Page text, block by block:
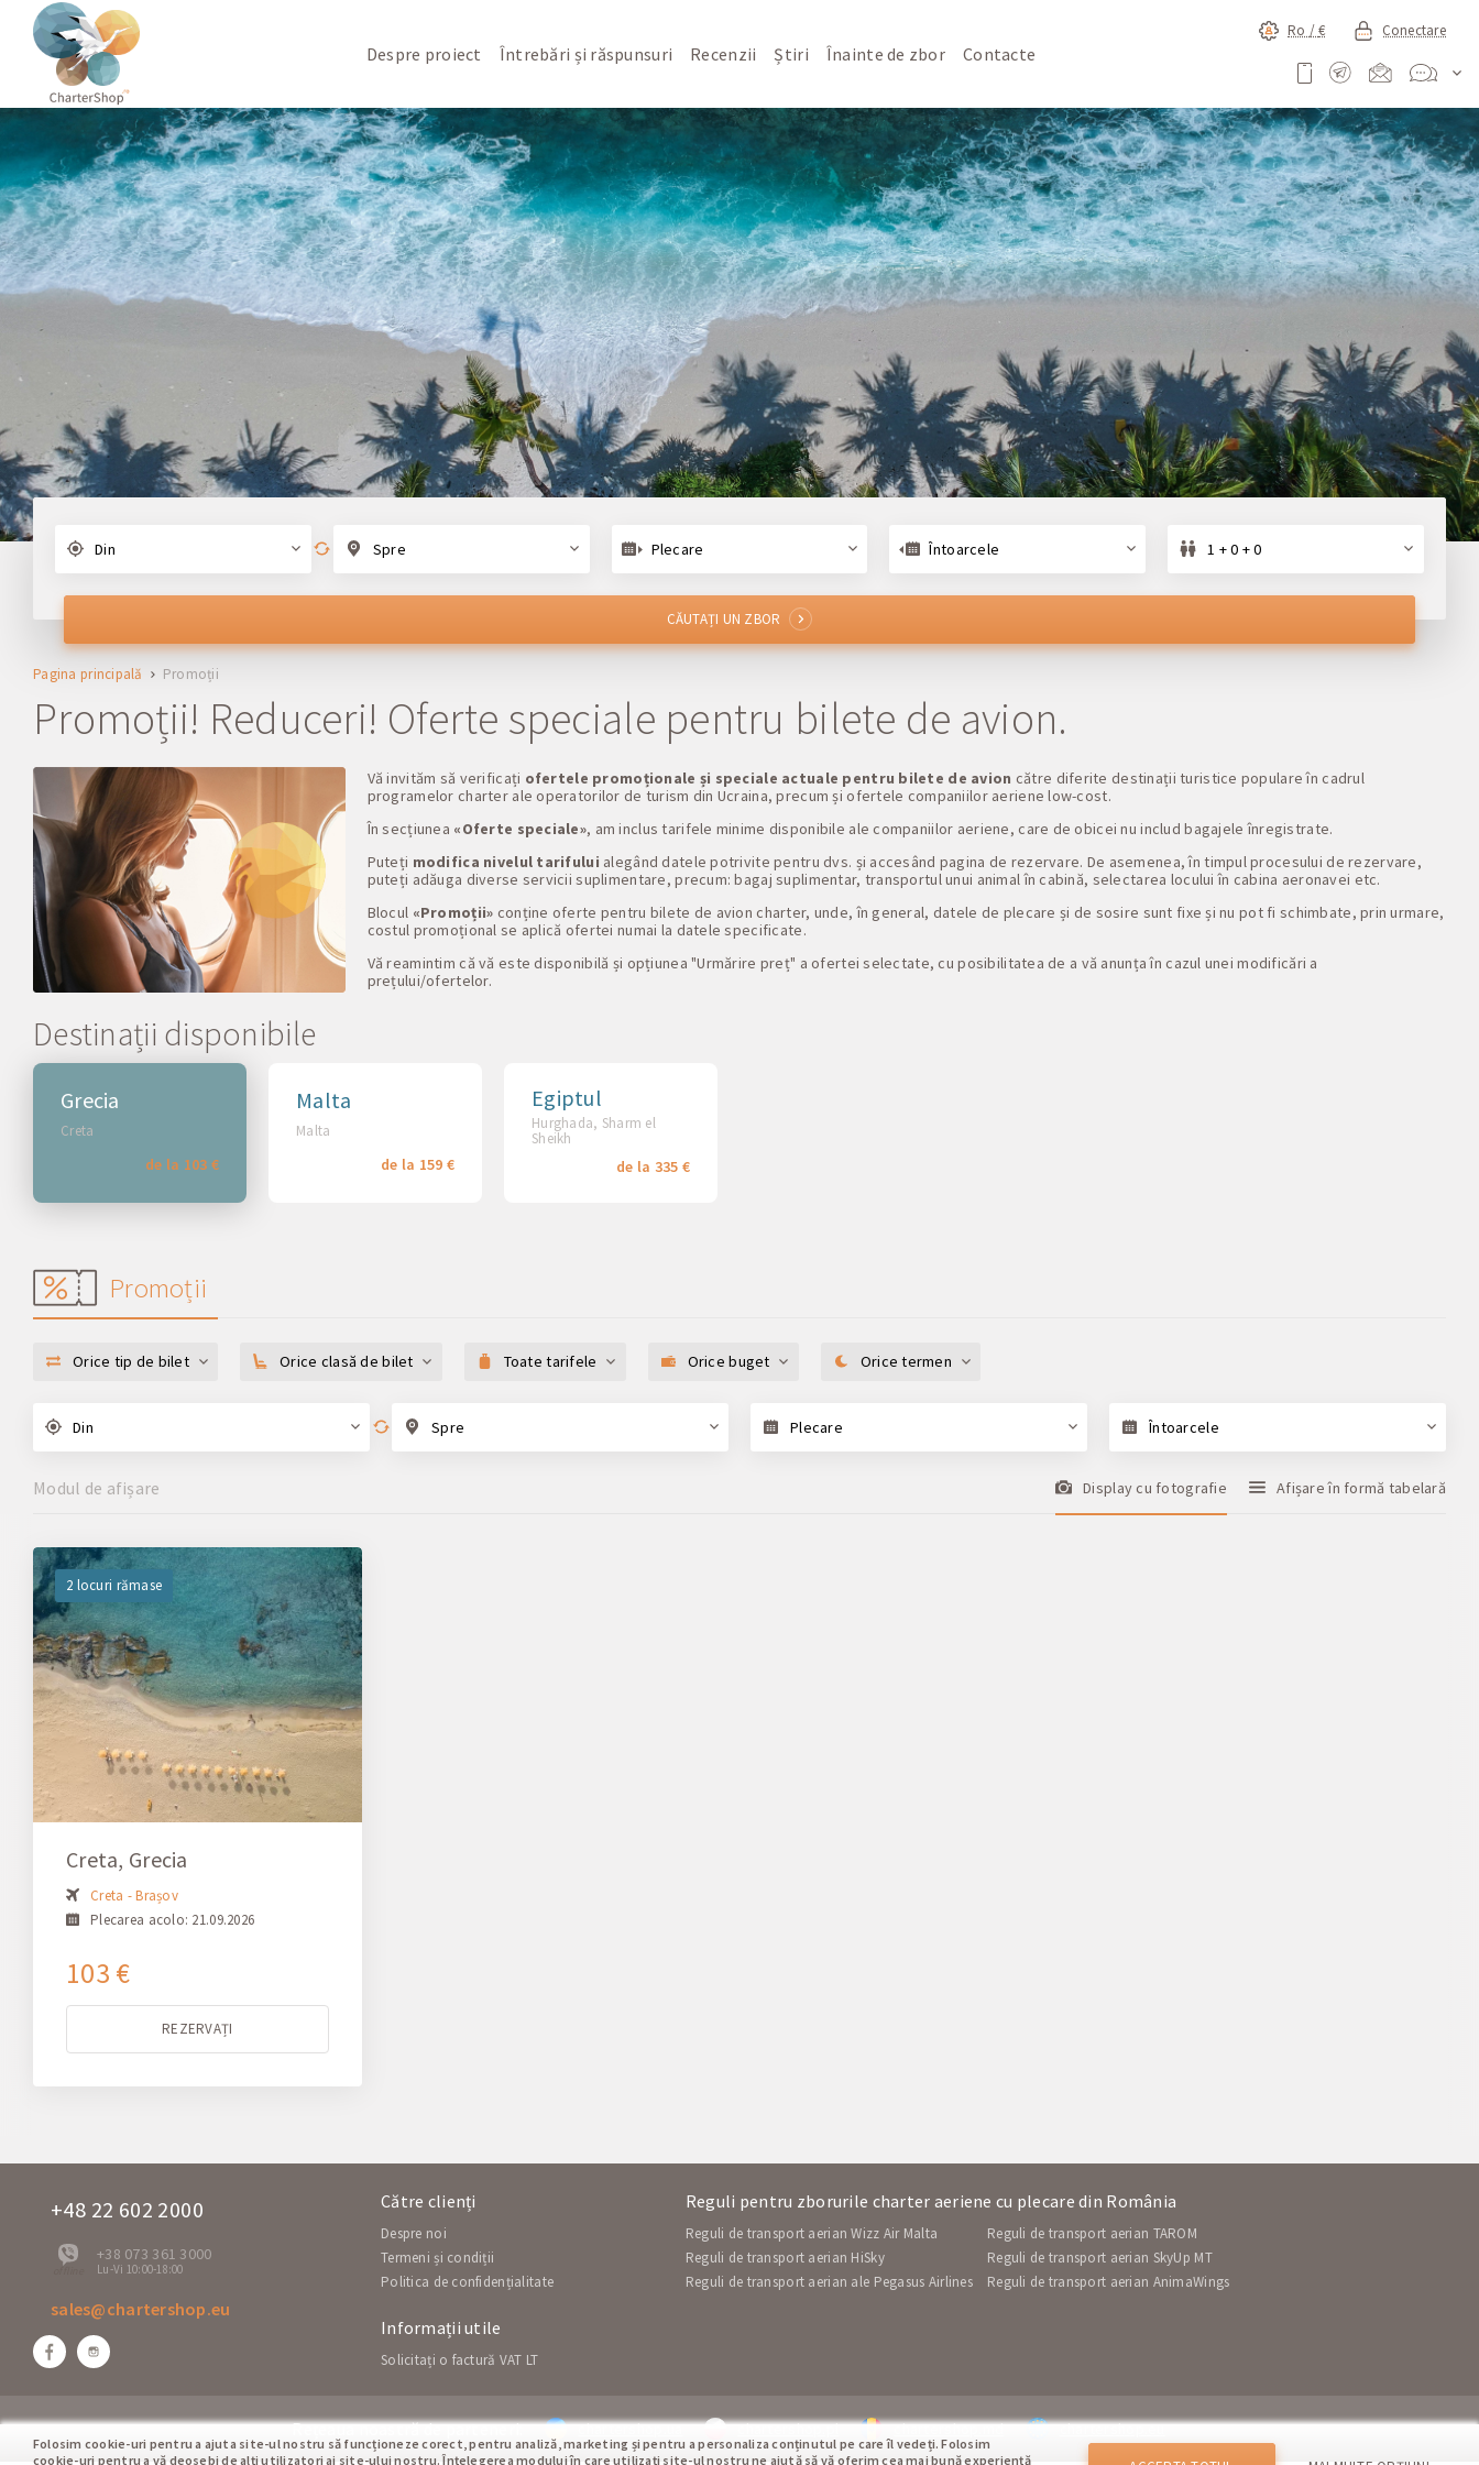
Despre proiect Întrebări și răspunsuri Recenzii Știri Înainte de zbor Contacte
Ro /€ Conectare
Din Spre Plecare Întoarcele 1 + 0 + 0
CĂUTAȚI UN ZBOR
Pagina principală Promoții
Promoții! Reduceri! Oferte speciale pentru bilete de avion.
Vă invităm să verificați ofertele promoționale și speciale actuale pentru bilete de avion către diferite destinații turistice populare în cadrul
programelor charter ale operatorilor de turism din Ucraina, precum și ofertele companiilor aeriene low-cost.
În secțiunea «Oferte speciale», am inclus tarifele minime disponibile ale companiilor aeriene, care de obicei nu includ bagajele înregistrate.
Puteți modifica nivelul tarifului alegând datele potrivite pentru dvs. și accesând pagina de rezervare. De asemenea, în timpul procesului de rezervare,
puteți adăuga diverse servicii suplimentare, precum: bagaj suplimentar, transportul unui animal în cabină, selectarea locului în cabina aeronavei etc.
Blocul «Promoții» conține oferte pentru bilete de avion charter, unde, în general, datele de plecare și de sosire sunt fixe și nu pot fi schimbate, prin urmare,
costul promoțional se aplică ofertei numai la datele specificate.
Vă reamintim că vă este disponibilă și opțiunea "Urmărire preț" a ofertei selectate, cu posibilitatea de a vă anunța în cazul unei modificări a
prețului/ofertelor.
Destinații disponibile
Grecia
Creta
de la 103 €
Malta
Malta
de la 159 €
Egiptul
Hurghada, Sharm el
Sheikh
de la 335 €
Promoții
Orice tip de bilet Orice clasă de bilet Toate tarifele Orice buget Orice termen
Din Spre Plecare Întoarcele
Modul de afișare Display cu fotografie Afișare în formă tabelară
2 locuri rămase
Creta, Grecia
Creta - Brașov
Plecarea acolo: 21.09.2026
103 €
REZERVAȚI
+48 22 602 2000
offline
+38 073 361 3000
Lu-Vi 10:00-18:00
sales@chartershop.eu
Către clienți
Despre noi
Termeni și condiții
Politica de confidențialitate
Informații utile
Solicitați o factură VAT LT
Reguli pentru zborurile charter aeriene cu plecare din România
Reguli de transport aerian Wizz Air Malta
Reguli de transport aerian HiSky
Reguli de transport aerian ale Pegasus Airlines
Reguli de transport aerian TAROM
Reguli de transport aerian SkyUp MT
Reguli de transport aerian AnimaWings
Rețeaua noastră de parteneri: chartershop.ua chartershop.pl chartershop.md chartershop.eu
Folosim cookie-uri pentru a ajuta site-ul nostru să funcționeze corect, pentru analiză, marketing și pentru a personaliza conținutul pe care îl vedeți. Folosim
cookie-uri pentru a vă deosebi de alți utilizatori ai site-ului nostru. Înțelegerea modului în care utilizați site-ul nostru ne ajută să vă oferim cea mai bună experiență